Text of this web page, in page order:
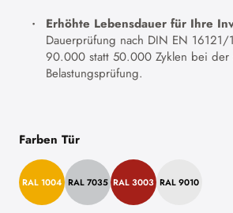
Erhöhte Lebensdauer für Ihre
Dauerprüfung nach DIN EN
90.000 statt 50.000 Zyklen bei der
Belastungsprüfung.
Farben Tür
RAL 1004 RAL 7035 RAL 3003 RAL 9010